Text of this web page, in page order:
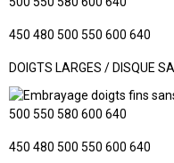
450 480 500 550 600 640
DOIGTS LARGES / DISQUE
450 480 500 550 600 640